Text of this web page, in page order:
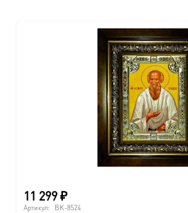
11 299₽
Артикул: BK-8524